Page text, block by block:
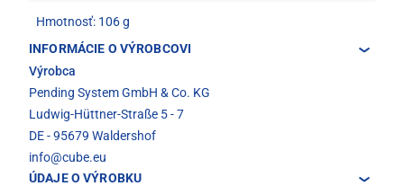
Hmotnosť: 106 g
INFORMÁCIE O VÝROBCOVI
Výrobca
Pending System GmbH & Co. KG
Ludwig-Hüttner-Straße 5 - 7
DE - 95679 Waldershof
info@cube.eu
ÚDAJE O VÝROBKU